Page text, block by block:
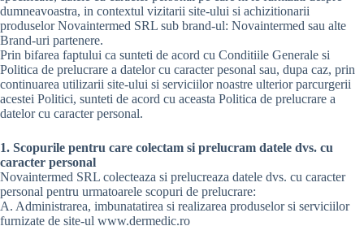
dumneavoastra, in contextul vizitarii site-ului si achizitionarii
produselor Novaintermed SRL sub brand-ul: Novaintermed sau alte
Brand-uri partenere.
Prin bifarea faptului ca sunteti de acord cu Conditiile Generale si
Politica de prelucrare a datelor cu caracter pesonal sau, dupa caz, prin
continuarea utilizarii site-ului si serviciilor noastre ulterior parcurgerii
acestei Politici, sunteti de acord cu aceasta Politica de prelucrare a
datelor cu caracter personal.
1. Scopurile pentru care colectam si prelucram datele dvs. cu
caracter personal
Novaintermed SRL colecteaza si prelucreaza datele dvs. cu caracter
personal pentru urmatoarele scopuri de prelucrare:
A. Administrarea, imbunatatirea si realizarea produselor si serviciilor
furnizate de site-ul www.dermedic.ro